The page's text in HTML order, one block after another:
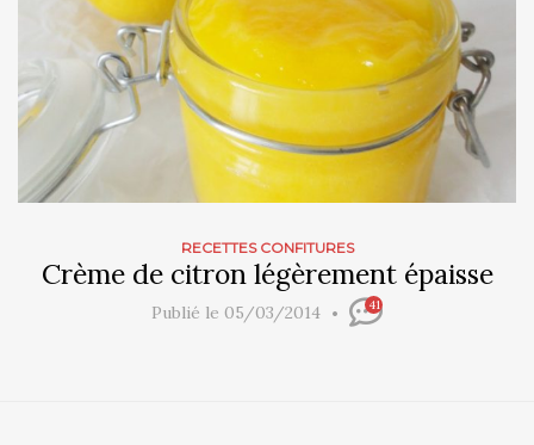
RECETTES CONFITURES
Crème de citron légèrement épaisse
Publié le 05/03/2014 41